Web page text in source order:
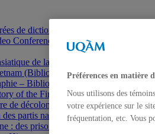
de dictionnaire et d’encyclopédie –
Conferences and media
de la guerre d’Indochine
(Bibliographie – Bibliography)
– Bibliography)
of the First War for Vietnam
de décolonisation la plus violente du
partis nationalistes au Vietnam,
: des prisonniers travailleurs dans
Préférences en matière
Nous utilisons des
votre expérience sur le
fréquentation, etc. Vous